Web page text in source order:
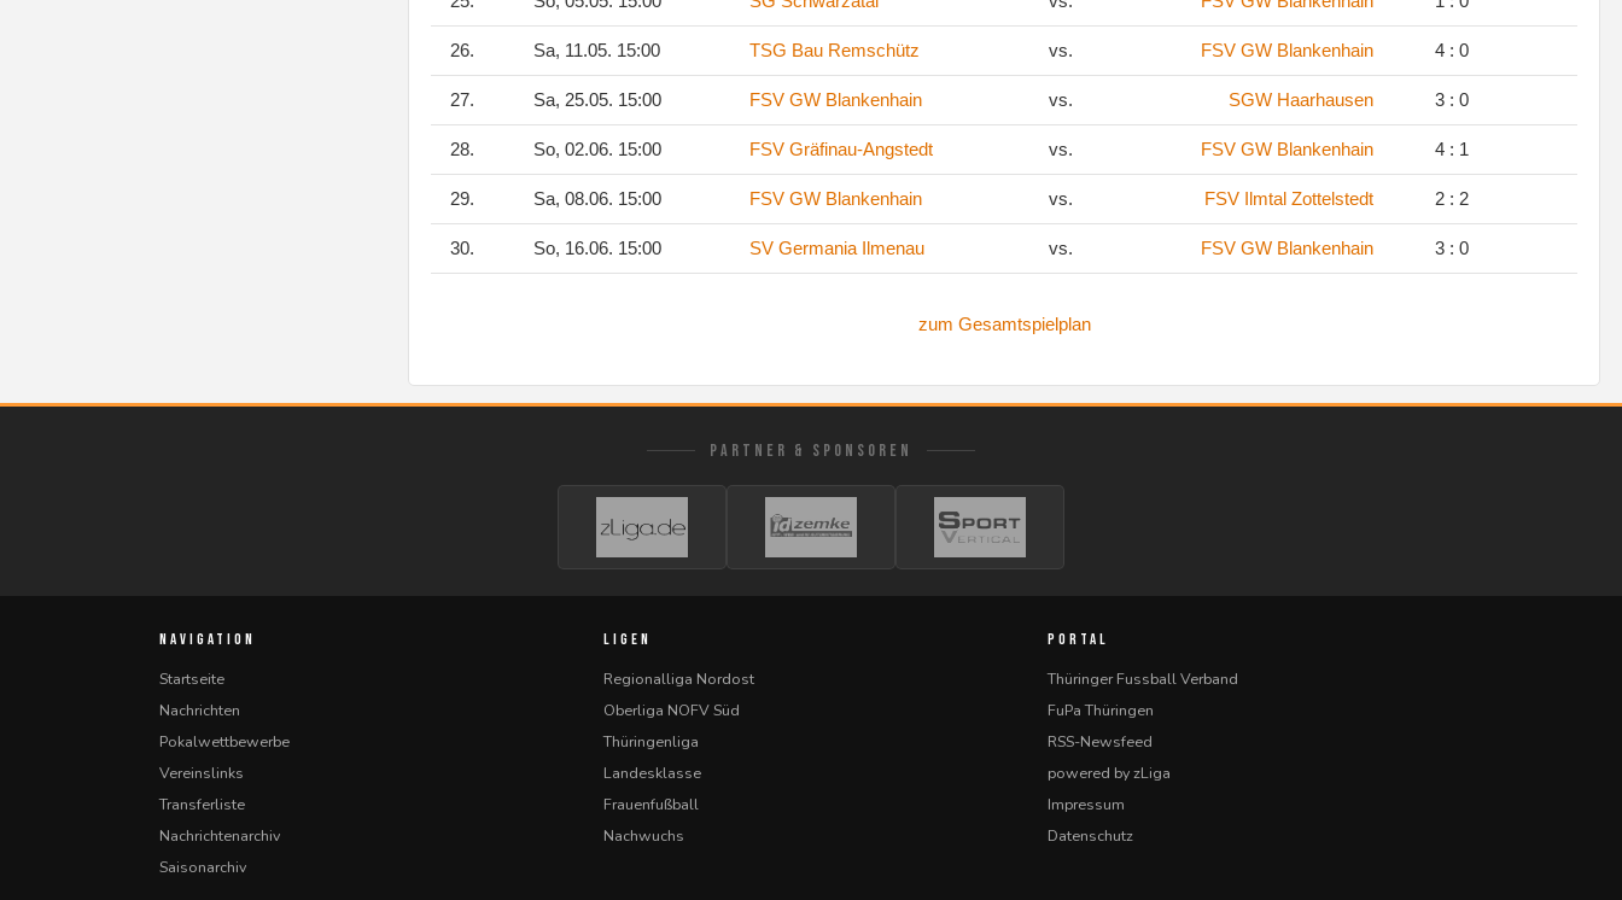
26. Sa, 11.05. 15:00 TSG Bau Remschütz vs. FSV GW Blankenhain 4 : 0
27. Sa, 25.05. 15:00 FSV GW Blankenhain vs. SGW Haarhausen 3 : 0
28. So, 02.06. 15:00 FSV Gräfinau-Angstedt vs. FSV GW Blankenhain 4 : 1
29. Sa, 08.06. 15:00 FSV GW Blankenhain vs. FSV Ilmtal Zottelstedt 2 : 2
30. So, 16.06. 15:00 SV Germania Ilmenau vs. FSV GW Blankenhain 3 : 0
zum Gesamtspielplan
PARTNER & SPONSOREN
NAVIGATION
Startseite
Nachrichten
Pokalwettbewerbe
Vereinslinks
Transferliste
Nachrichtenarchiv
Saisonarchiv
LIGEN
Regionalliga Nordost
Oberliga NOFV Süd
Thüringenliga
Landesklasse
Frauenfußball
Nachwuchs
PORTAL
Thüringer Fussball Verband
FuPa Thüringen
RSS-Newsfeed
powered by zLiga
Impressum
Datenschutz